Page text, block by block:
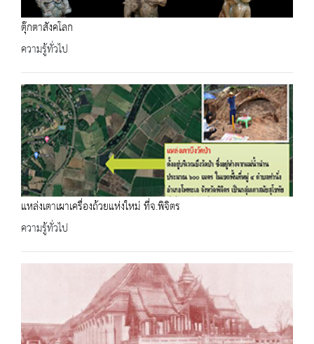
ตุ๊กตาสังคโลก
ความรู้ทั่วไป
แหล่งเตาเผาเครื่องถ้วยแห่งใหม่​ ที่จ.พิจิตร
ความรู้ทั่วไป